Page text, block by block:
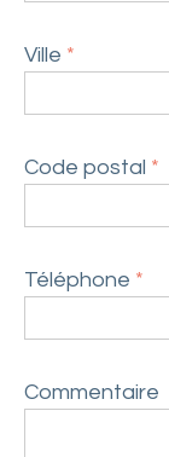
Ville *
Code postal *
Téléphone *
Commentaire